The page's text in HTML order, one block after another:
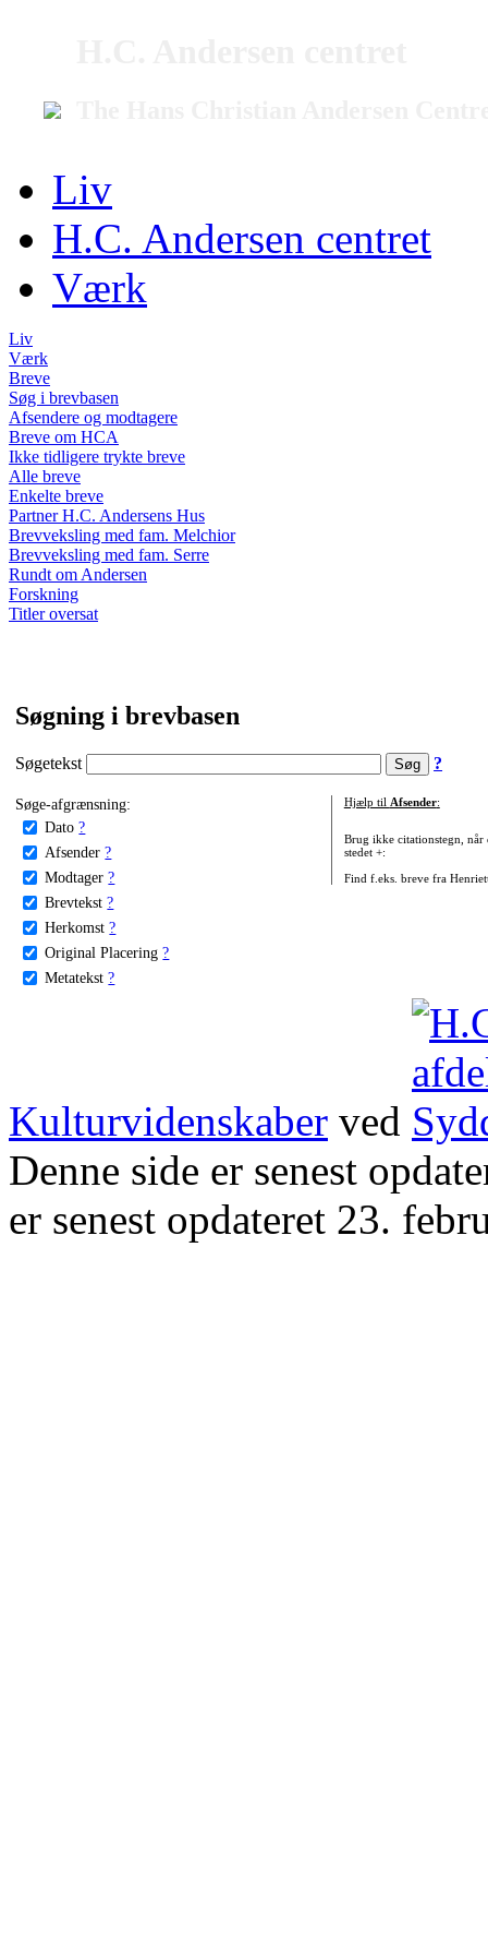
Liv
H.C. Andersen centret
Værk
Liv
Værk
Breve
Søg i brevbasen
Afsendere og modtagere
Breve om HCA
Ikke tidligere trykte breve
Alle breve
Enkelte breve
Partner H.C. Andersens Hus
Brevveksling med fam. Melchior
Brevveksling med fam. Serre
Rundt om Andersen
Forskning
Titler oversat
Søgning i brevbasen
Søgetekst ?
Søge-afgrænsning:
Dato ?
Afsender ?
Modtager ?
Brevtekst ?
Herkomst ?
Original Placering ?
Metatekst ?
Hjælp til Afsender:
Brug ikke citationstegn, når
stedet +:
Find f.eks. breve fra
Kulturvidenskaber ved
Denne side er senest
er senest opdateret 23.